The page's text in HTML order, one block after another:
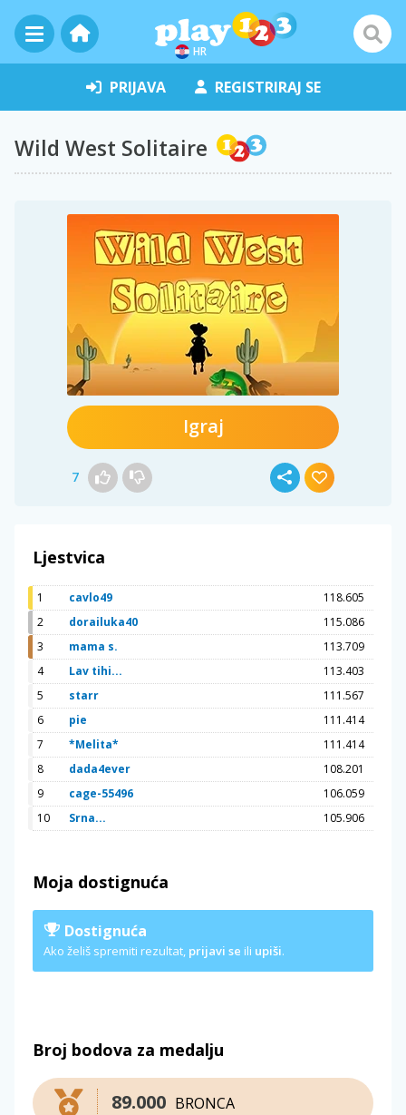
HR
PRIJAVA REGISTRIRAJ SE
Wild West Solitaire
Igraj
7
Ljestvica
1 cavlo49
118.605
2
dorailuka40
115.086
3
mama s.
113.709
4
Lav tihi...
113.403
5
starr
111.567
6
pie
111.414
7
*Melita*
111.414
8
dada4ever
108.201
9
cage-55496
106.059
10
Srna... 105.906
Moja dostignuća
Dostignuća
Ako želiš spremiti rezultat, prijavi se ili upiši.
Broj bodova za medalju
BRONCA
89.000